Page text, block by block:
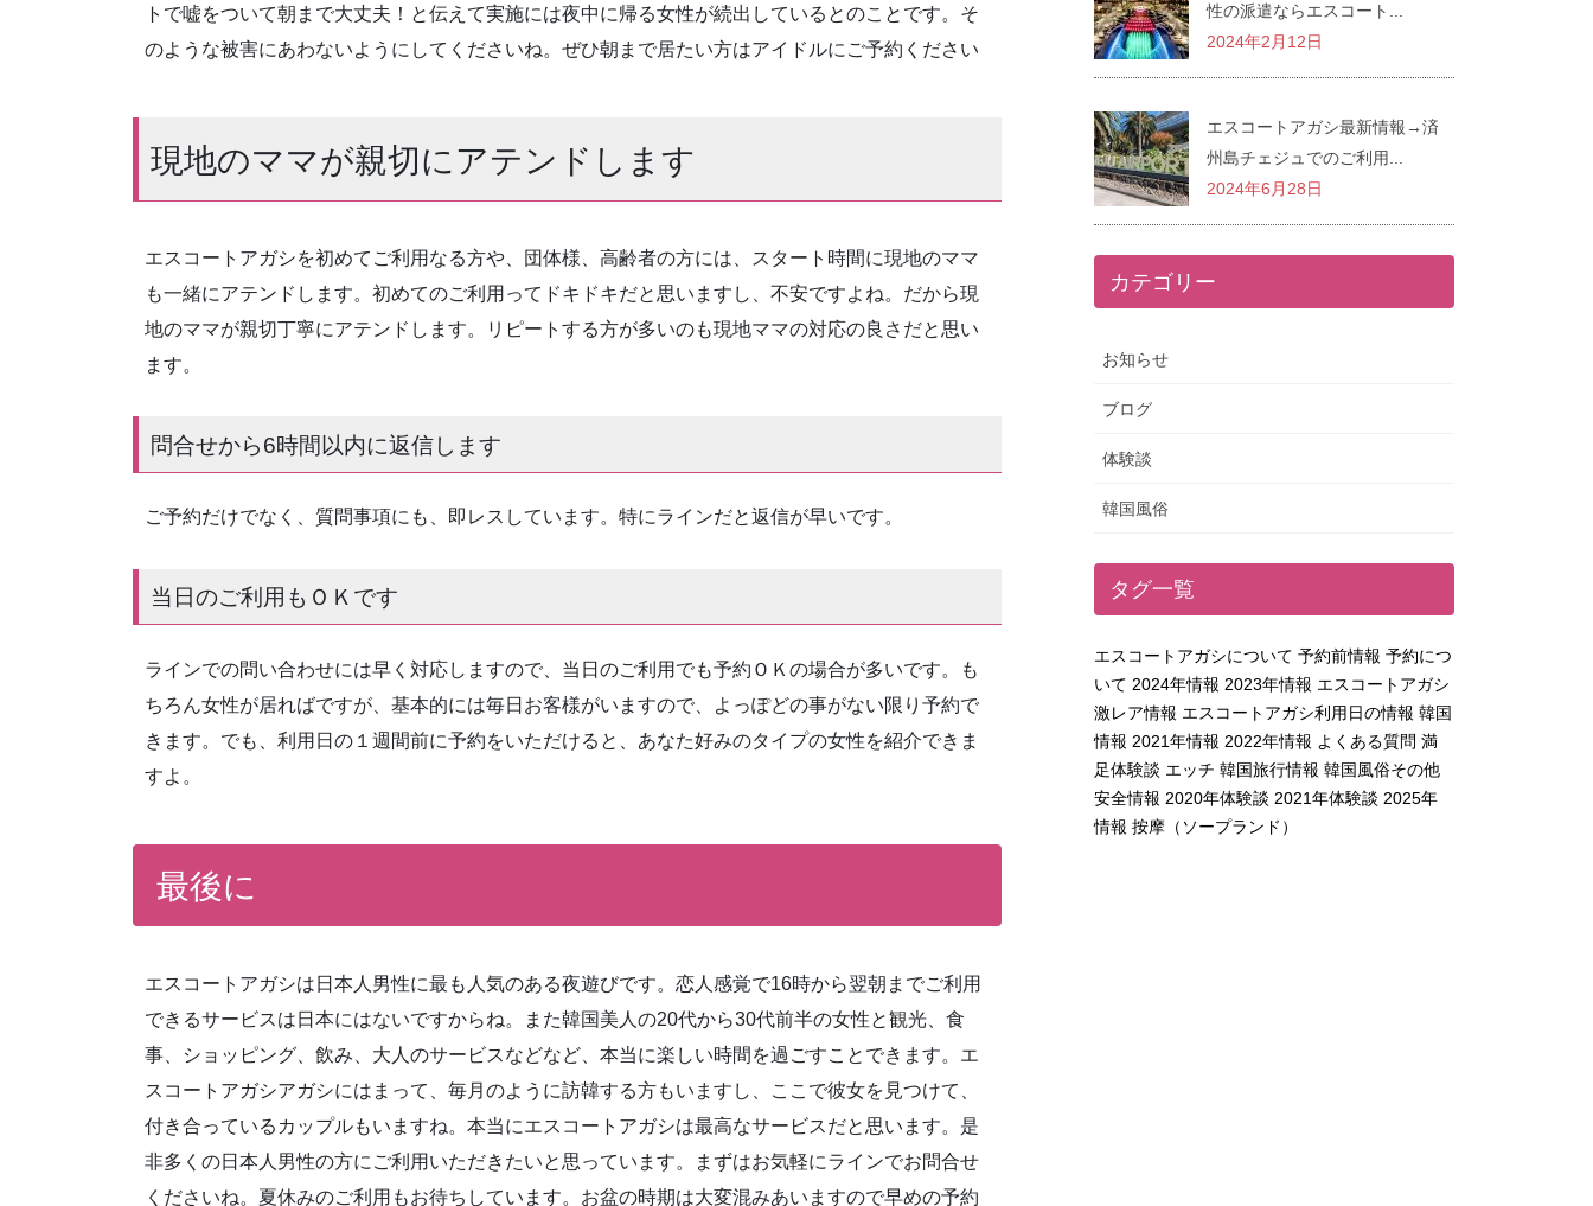
トで嘘をついて朝まで大丈夫！と伝えて実施には夜中に帰る女性が続出しているとのことです。そ
のような被害にあわないようにしてくださいね。ぜひ朝まで居たい方はアイドルにご予約ください
現地のママが親切にアテンドします
エスコートアガシを初めてご利用なる方や、団体様、高齢者の方には、スタート時間に現地のママ
も一緒にアテンドします。初めてのご利用ってドキドキだと思いますし、不安ですよね。だから現
地のママが親切丁寧にアテンドします。リピートする方が多いのも現地ママの対応の良さだと思い
ます。
問合せから6時間以内に返信します
ご予約だけでなく、質問事項にも、即レスしています。特にラインだと返信が早いです。
当日のご利用もＯＫです
ラインでの問い合わせには早く対応しますので、当日のご利用でも予約ＯＫの場合が多いです。も
ちろん女性が居ればですが、基本的には毎日お客様がいますので、よっぽどの事がない限り予約で
きます。でも、利用日の１週間前に予約をいただけると、あなた好みのタイプの女性を紹介できま
すよ。
最後に
エスコートアガシは日本人男性に最も人気のある夜遊びです。恋人感覚で16時から翌朝までご利用
できるサービスは日本にはないですからね。また韓国美人の20代から30代前半の女性と観光、食
事、ショッピング、飲み、大人のサービスなどなど、本当に楽しい時間を過ごすことできます。エ
スコートアガシアガシにはまって、毎月のように訪韓する方もいますし、ここで彼女を見つけて、
付き合っているカップルもいますね。本当にエスコートアガシは最高なサービスだと思います。是
非多くの日本人男性の方にご利用いただきたいと思っています。まずはお気軽にラインでお問合せ
くださいね。夏休みのご利用もお待ちしています。お盆の時期は大変混みあいますので早めの予約
性の派遣ならエスコート...
2024年2月12日
エスコートアガシ最新情報→済
州島チェジュでのご利用...
2024年6月28日
カテゴリー
お知らせ
ブログ
体験談
韓国風俗
タグ一覧
エスコートアガシについて 予約前情報 予約につ
いて 2024年情報 2023年情報 エスコートアガシ
激レア情報 エスコートアガシ利用日の情報 韓国
情報 2021年情報 2022年情報 よくある質問 満
足体験談 エッチ 韓国旅行情報 韓国風俗その他
安全情報 2020年体験談 2021年体験談 2025年
情報 按摩（ソープランド）